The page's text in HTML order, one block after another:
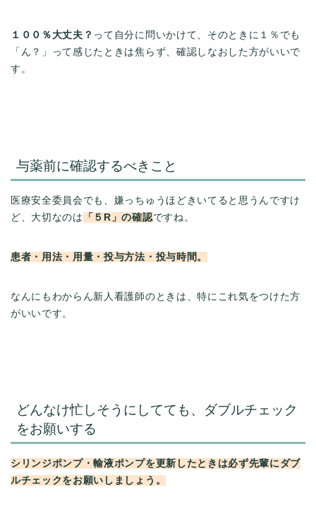
１００％大丈夫？ って自分に問いかけて、そのときに１％でも
「ん？」って感じたときは焦らず、確認しなおした方がいいで
す。
与薬前に確認するべきこと
医療安全委員会でも、嫌っちゅうほどきいてると思うんですけ
ど、大切なのは
「５R」の確認ですね。
患者・用法・用量・投与方法・投与時間。
なんにもわからん新人看護師のときは、特にこれ気をつけた方
がいいです。
どんなけ忙しそうにしてても、ダブルチェック
をお願いする
シリンジポンプ・輸液ポンプを更新したときは必ず先輩にダブ
ルチェックをお願いしましょう。